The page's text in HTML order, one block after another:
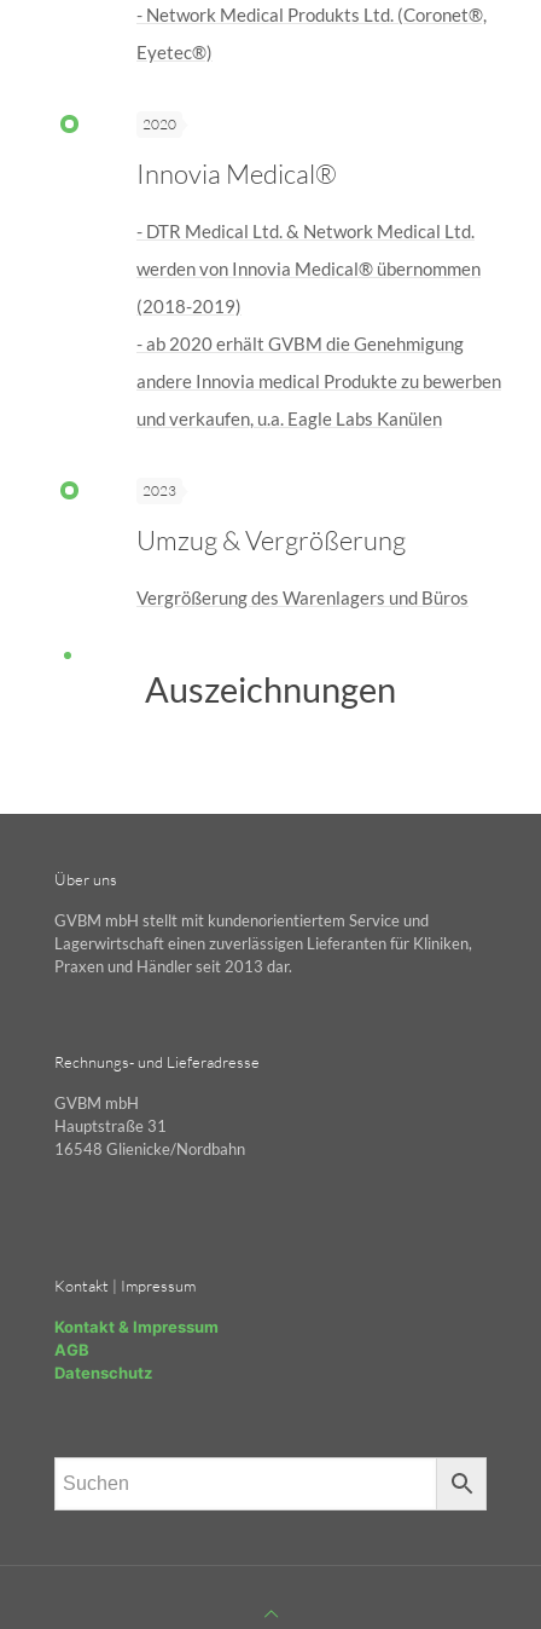
- Network Medical Produkts Ltd. (Coronet®,
Eyetec®)
2020
Innovia Medical®
- DTR Medical Ltd. & Network Medical Ltd.
werden von Innovia Medical® übernommen
(2018-2019)
- ab 2020 erhält GVBM die Genehmigung
andere Innovia medical Produkte zu bewerben
und verkaufen, u.a. Eagle Labs Kanülen
2023
Umzug & Vergrößerung
Vergrößerung des Warenlagers und Büros
Auszeichnungen
Über uns
GVBM mbH stellt mit kundenorientiertem Service und
Lagerwirtschaft einen zuverlässigen Lieferanten für Kliniken,
Praxen und Händler seit 2013 dar.
Rechnungs- und Lieferadresse
GVBM mbH
Hauptstraße 31
16548 Glienicke/Nordbahn
Kontakt | Impressum
Kontakt & Impressum
AGB
Datenschutz